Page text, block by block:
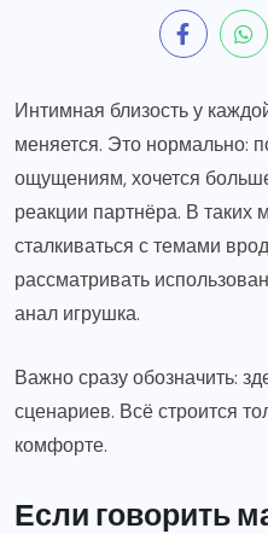
Интимная близость у
меняется. Это нормально:
ощущениям, хочется
реакции партнёра. В таких
сталкиваться с темами
рассматривать
анал игрушка.
Важно сразу обозначить:
сценариев. Всё строится
комфорте.
Если говорить